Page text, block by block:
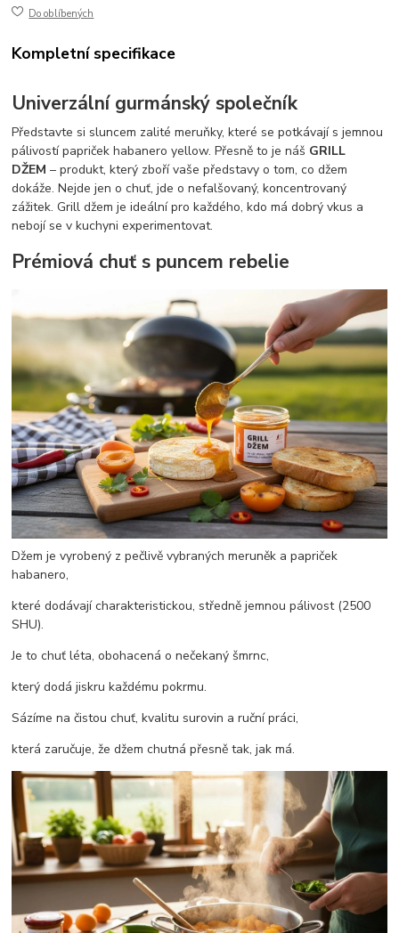
Do oblíbených
Kompletní specifikace
Univerzální gurmánský společník
Představte si sluncem zalité meruňky, které se potkávají s jemnou
pálivostí papriček habanero yellow. Přesně to je náš GRILL
DŽEM – produkt, který zboří vaše představy o tom, co džem
dokáže. Nejde jen o chuť, jde o nefalšovaný, koncentrovaný
zážitek. Grill džem je ideální pro každého, kdo má dobrý vkus a
nebojí se v kuchyni experimentovat.
Prémiová chuť s puncem rebelie
Džem je vyrobený z pečlivě vybraných meruněk a papriček
habanero,
které dodávají charakteristickou, středně jemnou pálivost (2500
SHU).
Je to chuť léta, obohacená o nečekaný šmrnc,
který dodá jiskru každému pokrmu.
Sázíme na čistou chuť, kvalitu surovin a ruční práci,
která zaručuje, že džem chutná přesně tak, jak má.